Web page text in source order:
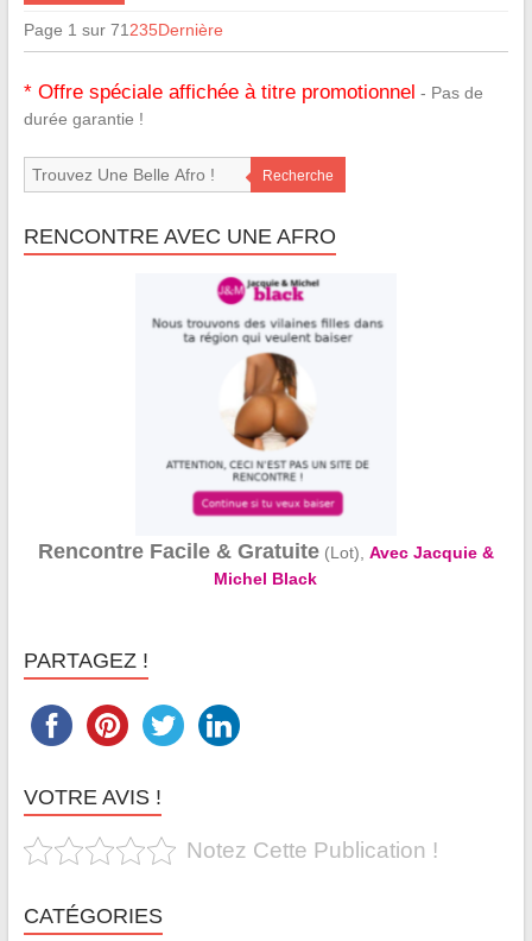
Page 1 sur 71 235Dernière
* Offre spéciale affichée à titre promotionnel - Pas de
durée garantie !
Recherche
RENCONTRE AVEC UNE AFRO
Rencontre Facile & Gratuite(Lot), Avec Jacquie &
Michel Black
PARTAGEZ !
VOTRE AVIS !
Notez Cette Publication !
CATÉGORIES